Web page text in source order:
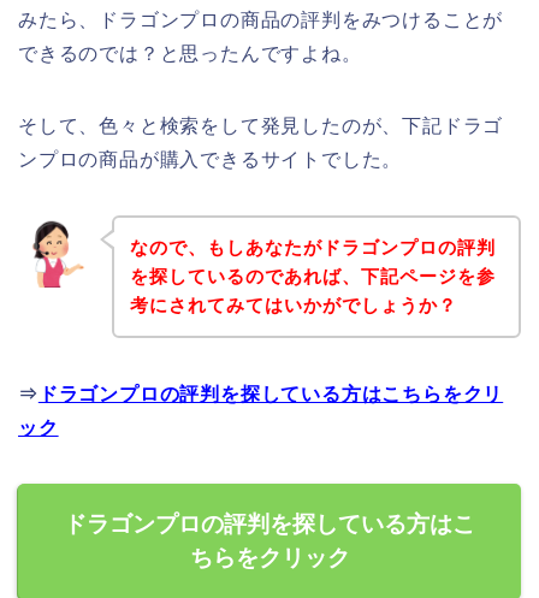
みたら、ドラゴンプロの商品の評判をみつけることが
できるのでは？と思ったんですよね。
そして、色々と検索をして発見したのが、下記ドラゴ
ンプロの商品が購入できるサイトでした。
なので、もしあなたがドラゴンプロの評判
を探しているのであれば、下記ページを参
考にされてみてはいかがでしょうか？
⇒ ドラゴンプロの評判を探している方はこちらをクリ
ック
ドラゴンプロの評判を探している方はこ
ちらをクリック